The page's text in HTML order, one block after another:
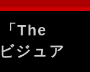
The
ジュア